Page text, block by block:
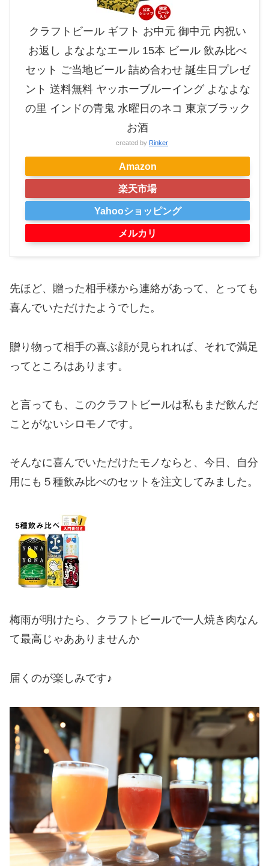
クラフトビール ギフト お中元 御中元 内祝い
お返し よなよなエール 15本 ビール 飲み比べ
セット ご当地ビール 詰め合わせ 誕生日プレゼ
ント 送料無料 ヤッホーブルーイング よなよな
の里 インドの青鬼 水曜日のネコ 東京ブラック
お酒
created by Rinker
Amazon
楽天市場
Yahooショッピング
メルカリ
先ほど、贈った相手様から連絡があって、とっても
喜んでいただけたようでした。
贈り物って相手の喜ぶ顔が見られれば、それで満足
ってところはあります。
と言っても、このクラフトビールは私もまだ飲んだ
ことがないシロモノです。
そんなに喜んでいただけたモノならと、今日、自分
用にも５種飲み比べのセットを注文してみました。
梅雨が明けたら、クラフトビールで一人焼き肉なん
て最高じゃあありませんか
届くのが楽しみです♪